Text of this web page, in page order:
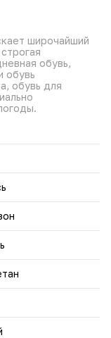
подобрать
чёрный —
с
в течение
широчайший
обувь,
обувь
обувь для